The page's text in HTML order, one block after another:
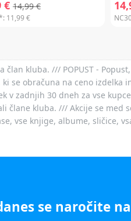
€ 14,99 €
11,99 €
član kluba. /// POPUST -
se obračuna na ceno izdelka
v zadnjih 30 dneh za vse
člane kluba. /// Akcije se med
vse knjige, albume,
se naročite